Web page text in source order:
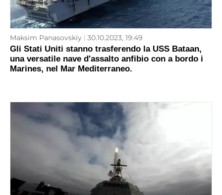
Maksim Panasovskiy 30.10.2023, 19:49
Gli Stati Uniti stanno trasferendo la USS Bataan,
una versatile nave d'assalto anfibio con a bordo i
Marines, nel Mar Mediterraneo.